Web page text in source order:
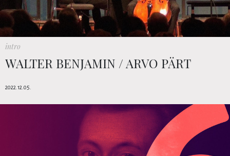
intro
WALTER BENJAMIN / ARVO PÄRT
2022.12.05.